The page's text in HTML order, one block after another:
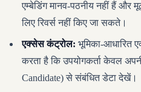
एम्बेडिंग मानव-पठनीय नहीं हैं और
लिए रिवर्स नहीं किए जा सकते।
एक्सेस कंट्रोल: भूमिका-आधारित
करता है कि उपयोगकर्ता केवल
Candidate) से संबंधित डेटा देखें।